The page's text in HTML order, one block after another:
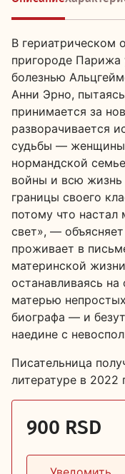
В гериатрическом
пригороде
болезнью
Анни Эрно,
принимается за
разворачивается
судьбы —
нормандской
войны и всю жизнь
границы своего
потому что настал
свет», —
проживает в
материнской
останавливаясь
матерью
биографа — и
наедине с
Писательница
литературе в 2022
900 RSD